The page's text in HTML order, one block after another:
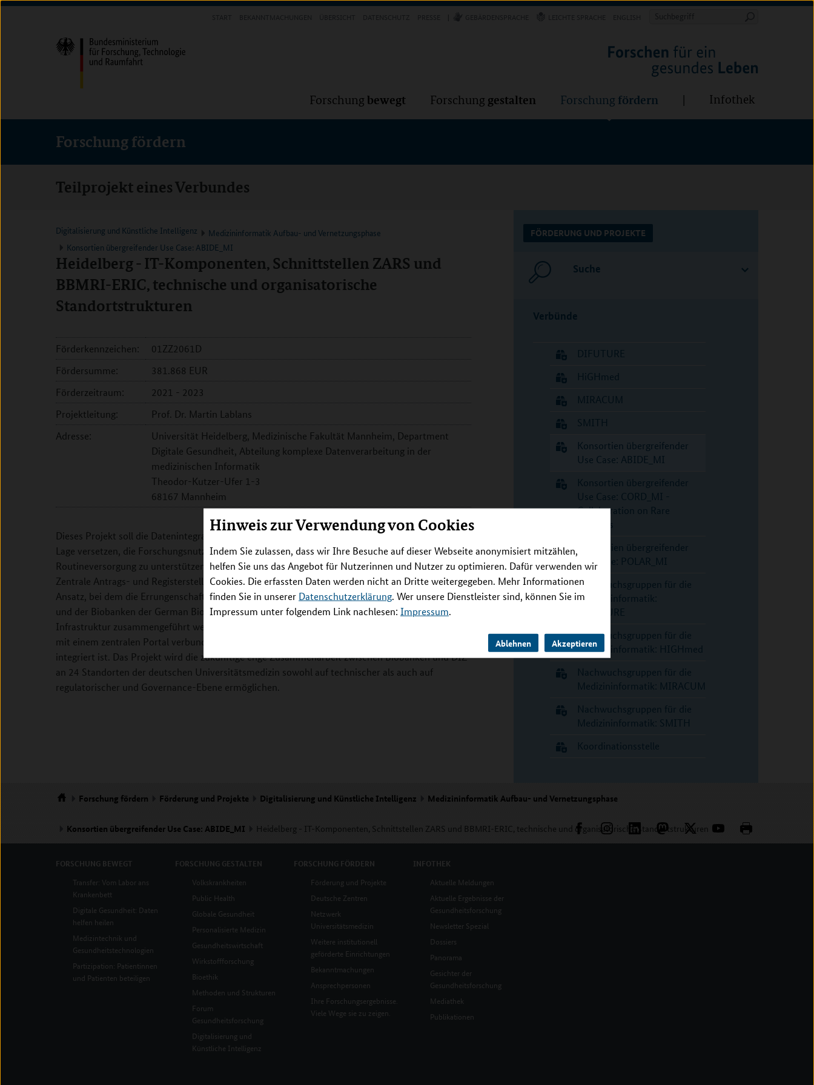
Hinweis zur Verwendung von Cookies
Indem Sie zulassen, dass wir Ihre Besuche auf dieser Webseite anonymisiert mitzählen,
helfen Sie uns das Angebot für Nutzerinnen und Nutzer zu optimieren. Dafür verwenden wir
Cookies. Die erfassten Daten werden nicht an Dritte weitergegeben. Mehr Informationen
finden Sie in unserer Datenschutzerklärung. Wer unsere Dienstleister sind, können Sie im
Impressum unter folgendem Link nachlesen: Impressum.
Ablehnen Akzeptieren
Direkt
(Eingabetaste)
Direkt
(Eingabetaste)
Direkt
(Eingabetaste)
Suchbegriff
Forschung bewegt Forschung gestalten Forschung fördern Infothek
Forschung fördern
Teilprojekt eines Verbundes
Digitalisierung und Künstliche Intelligenz
Medizininformatik Aufbau- und Vernetzungsphase
Konsortien übergreifender Use Case: ABIDE_MI
Heidelberg - IT-Komponenten, Schnittstellen ZARS und
BBMRI-ERIC, technische und organisatorische
Standortstrukturen
Förderkennzeichen:
01ZZ2061D
Fördersumme:
381.868 EUR
Förderzeitraum:
2021 - 2023
Projektleitung:
Prof. Dr. Martin Lablans
Adresse:
Universität Heidelberg, Medizinische Fakultät Mannheim, Department
Digitale Gesundheit, Abteilung komplexe Datenverarbeitung in der
medizinischen Informatik
Theodor-Kutzer-Ufer 1-3
68167 Mannheim
Dieses Projekt soll die Datenintegrationszentren (DIZ) der Medizininformatik Initiative (MII) in die
Lage versetzen, die Forschungsnutzung von Bioproben in Verbindung mit Daten aus der
Routineversorgung zu unterstützen, einschließlich Machbarkeitsabfragen über die künftige
Zentrale Antrags- und Registerstelle der MII (ZARS). Das Projekt verfolgt einen interdisziplinären
Ansatz, bei dem die Errungenschaften und Erfahrungen der MII, des German Biobank Node (GBN)
und der Biobanken der German Biobank Alliance (GBA) in einer nachhaltigen Gesundheits-IT-
Infrastruktur zusammengeführt werden, die mit dem lokalen MII-DIZ und auf nationaler Ebene
mit einem zentralen Portal verbunden sein wird, das vollständig in das geplante MII-ZARS
integriert ist. Das Projekt wird die zukünftige enge Zusammenarbeit zwischen Biobanken und DIZ
an 24 Standorten der deutschen Universitätsmedizin sowohl auf technischer als auch auf
regulatorischer und Governance-Ebene ermöglichen.
FÖRDERUNG UND PROJEKTE
Suche
Verbünde
DIFUTURE
HiGHmed
MIRACUM
SMITH
Konsortien übergreifender
Use Case: ABIDE_MI
Konsortien übergreifender
Use Case: CORD_MI -
Collaboration on Rare
Diseases
Konsortien übergreifender
Use Case: POLAR_MI
Nachwuchsgruppen für die
Medizininformatik:
DIFUTURE
Nachwuchsgruppen für die
Medizininformatik: HIGHmed
Nachwuchsgruppen für die
Medizininformatik: MIRACUM
Nachwuchsgruppen für die
Medizininformatik: SMITH
Koordinationsstelle
Forschung fördern Förderung und Projekte Digitalisierung und Künstliche Intelligenz Medizininformatik Aufbau- und Vernetzungsphase
Konsortien übergreifender Use Case: ABIDE_MI Heidelberg - IT-Komponenten, Schnittstellen ZARS und BBMRI-ERIC, technische und organisatorische Standortstrukturen
FORSCHUNG BEWEGT
Transfer: Vom Labor ans
Krankenbett
Digitale Gesundheit: Daten
helfen heilen
Medizintechnik und
Gesundheitstechnologien
Partizipation: Patientinnen
und Patienten beteiligen
FORSCHUNG GESTALTEN
Volkskrankheiten
Public Health
Globale Gesundheit
Personalisierte Medizin
Gesundheitswirtschaft
Wirkstoffforschung
Bioethik
Methoden und Strukturen
Forum
Gesundheitsforschung
Digitalisierung und
Künstliche Intelligenz
FORSCHUNG FÖRDERN
Förderung und Projekte
Deutsche Zentren
Netzwerk
Universitätsmedizin
Weitere institutionell
geförderte Einrichtungen
Bekanntmachungen
Ansprechpersonen
Ihre Forschungsergebnisse.
Viele Wege sie zu zeigen.
INFOTHEK
Aktuelle Meldungen
Aktuelle Ergebnisse der
Gesundheitsforschung
Newsletter Spezial
Dossiers
Panorama
Gesichter der
Gesundheitsforschung
Mediathek
Publikationen
Forschung Forschung Forschung fördern Infothek